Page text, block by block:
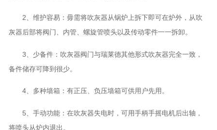
2、维护容易：毋需将吹灰器从锅炉上拆下即可在炉外，从吹
灰器后部将阀门、内管、螺旋管喷头以及传动零件一一拆卸。
3、少备件：吹灰器阀门与瑞莱德其他形式吹灰器完全一致，
备件储存可降到很少。
4、多种墙箱：有正压、负压墙箱可供用户先用。
5、手动功能：在吹灰器失电时，可用手柄手摇电机后出轴，
将喷头从炉内退出。